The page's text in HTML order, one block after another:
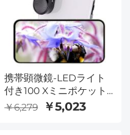
携帯顕微鏡-LEDライト
付き100 Xミニポケット/
汎用クリップ-Opqpq携
帯顕微鏡は、子供と大人
￥6,279 ￥5,023